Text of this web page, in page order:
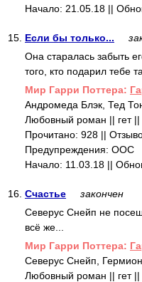
Начало: 21.05.18 ||
15. Если бы только...
Она старалась забыть
того, кто подарил тебе
Mир Гарри Поттера:
Андромеда Блэк, Тед
Любовный роман || гет
Прочитано: 928 ||
Предупреждения: ООС
Начало: 11.03.18 ||
16. Счастье
закончен
Северус Снейп не
всё же...
Mир Гарри Поттера:
Северус Снейп,
Любовный роман || гет